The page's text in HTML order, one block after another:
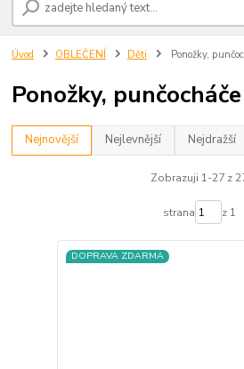
Úvod OBLEČENÍ Děti Ponožky,
Ponožky, punčocháče
Nejnovější Nejlevnější Nejdražší
Zobrazuji 1-27 z
strana z 1
DOPRAVA ZDARMA